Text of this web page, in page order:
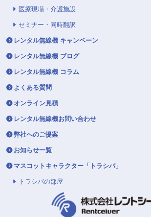
医療現場・介護施設
セミナー・同時翻訳
レンタル無線機 キャンペーン
レンタル無線機 ブログ
レンタル無線機 コラム
よくある質問
オンライン見積
レンタル無線機お問い合わせ
弊社へのご提案
お知らせ一覧
マスコットキャラクター「トラシバ」
トラシバの部屋